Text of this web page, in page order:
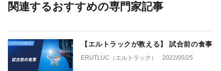
関連するおすすめの専門家記事
【エルトラックが教える】 試合前の食事
ERUTLUC（エルトラック） 2022/05/25